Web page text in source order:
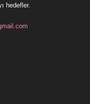
hedefler.